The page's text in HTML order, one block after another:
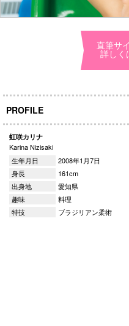
直筆サ
詳しく
PROFILE
虹咲カリナ
Karina Nizisaki
生年月日
2008年1月7日
身長
161cm
出身地
愛知県
趣味
料理
特技
ブラジリアン柔術